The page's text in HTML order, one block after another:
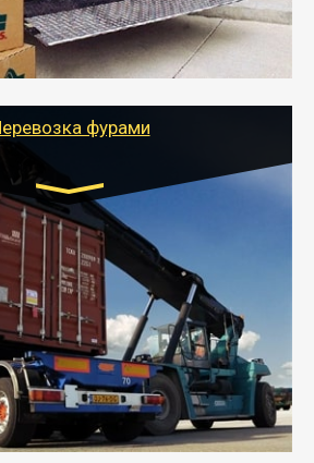
подберет автотранспорт, быстро и
переезд к новому месту
с гарантией сохранности груза и
подтверждающих
фурами
Транспорт:
Тент от 5 до 10 тонн
грузоподъемность
руб. Возможен догруз
до 20 т возможна для больших
упакованных в коробки, мешки,
в самые отдаленные места
полной сохранности.
предоставляет услуги по
для физических и юридических лиц